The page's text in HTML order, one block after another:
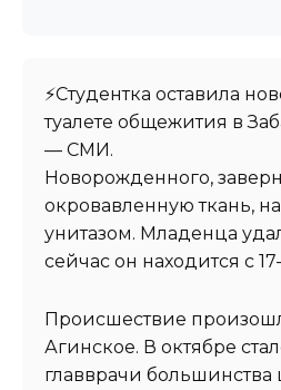
⚡️Студентка оставила
туалете общежития в
— СМИ.
Новорожденного,
окровавленную ткань,
унитазом. Младенца
сейчас он находится с
Происшествие
Агинское. В октябре
главврачи большинства